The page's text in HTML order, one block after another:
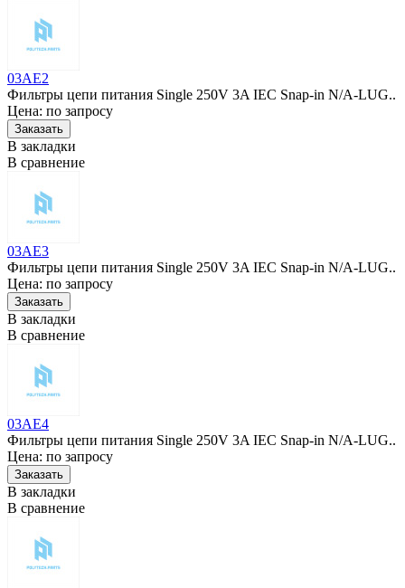
03AE2
Фильтры цепи питания Single 250V 3A IEC Snap-in N/A-LUG..
Цена: по запросу
В закладки
В сравнение
03AE3
Фильтры цепи питания Single 250V 3A IEC Snap-in N/A-LUG..
Цена: по запросу
В закладки
В сравнение
03AE4
Фильтры цепи питания Single 250V 3A IEC Snap-in N/A-LUG..
Цена: по запросу
В закладки
В сравнение